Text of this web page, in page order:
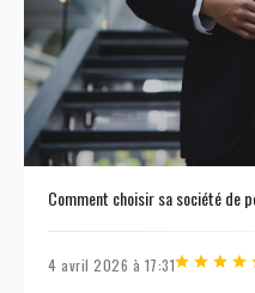
Comment choisir sa société de
4 avril 2026 à 17:31